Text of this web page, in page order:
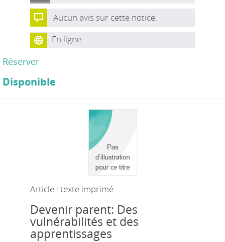
Aucun avis sur cette notice.
En ligne
Réserver
Disponible
Article : texte imprimé
Devenir parent: Des
vulnérabilités et des
apprentissages